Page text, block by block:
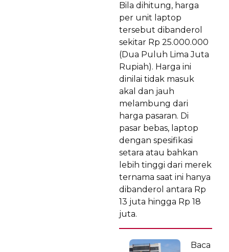
Bila dihitung, harga
per unit laptop
tersebut dibanderol
sekitar Rp 25.000.000
(Dua Puluh Lima Juta
Rupiah). Harga ini
dinilai tidak masuk
akal dan jauh
melambung dari
harga pasaran. Di
pasar bebas, laptop
dengan spesifikasi
setara atau bahkan
lebih tinggi dari merek
ternama saat ini hanya
dibanderol antara Rp
13 juta hingga Rp 18
juta.
Baca